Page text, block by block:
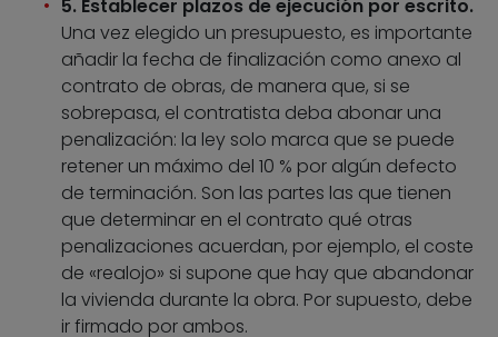
5. Establecer plazos de ejecución por escrito.
Una vez elegido un presupuesto, es importante
añadir la fecha de finalización como anexo al
contrato de obras, de manera que, si se
sobrepasa, el contratista deba abonar una
penalización: la ley solo marca que se puede
retener un máximo del 10 % por algún defecto
de terminación. Son las partes las que tienen
que determinar en el contrato qué otras
penalizaciones acuerdan, por ejemplo, el coste
de «realojo» si supone que hay que abandonar
la vivienda durante la obra. Por supuesto, debe
ir firmado por ambos.